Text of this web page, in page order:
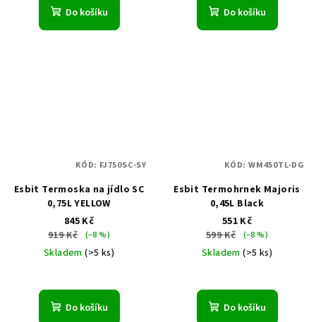
Do košíku Do košíku
Esbit Termoska na jídlo SC
0,75L YELLOW
845 Kč
919 Kč
(–8 %)
Skladem(>5 ks)
Do košíku
KÓD: FJ750SC-SY
Esbit Termohrnek Majoris
0,45L Black
551 Kč
599 Kč
(–8 %)
Skladem(>5 ks)
Do košíku
KÓD: WM450TL-DG